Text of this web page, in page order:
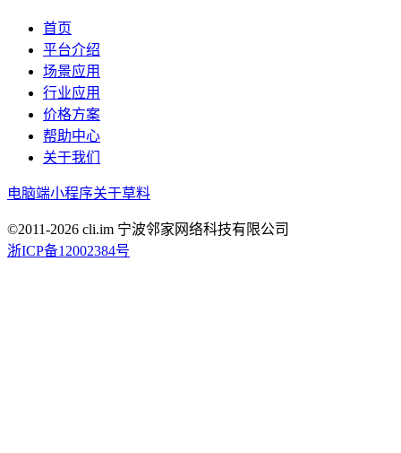
首页
平台介绍
场景应用
行业应用
价格方案
帮助中心
关于我们
电脑端小程序关于草料
©2011-2026 cli.im 宁波邻家网络科技有限公司
浙ICP备12002384号